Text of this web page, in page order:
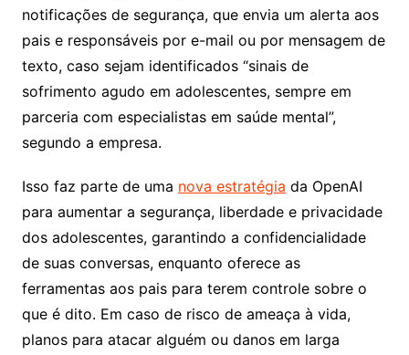
notificações de segurança, que envia um alerta aos
pais e responsáveis por e-mail ou por mensagem de
texto, caso sejam identificados “sinais de
sofrimento agudo em adolescentes, sempre em
parceria com especialistas em saúde mental”,
segundo a empresa.
Isso faz parte de uma nova estratégia da OpenAI
para aumentar a segurança, liberdade e privacidade
dos adolescentes, garantindo a confidencialidade
de suas conversas, enquanto oferece as
ferramentas aos pais para terem controle sobre o
que é dito. Em caso de risco de ameaça à vida,
planos para atacar alguém ou danos em larga